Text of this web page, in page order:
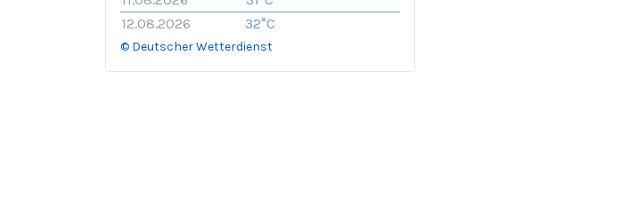
12.08.2026
32°C
© Deutscher Wetterdienst